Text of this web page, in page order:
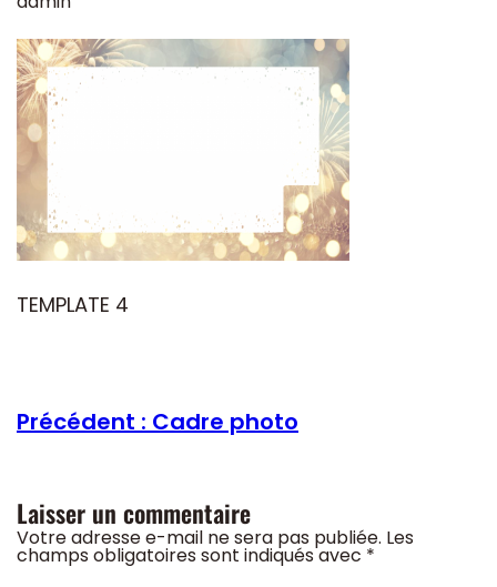
TEMPLATE 4
Précédent : Cadre photo
Laisser un commentaire
Votre adresse e-mail ne sera pas publiée. Les
champs obligatoires sont indiqués avec *